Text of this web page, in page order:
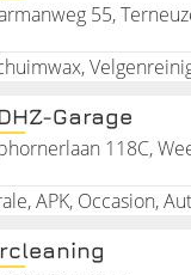
55,
Garage
118C,